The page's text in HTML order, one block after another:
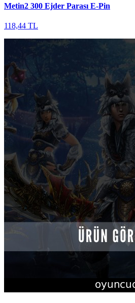
Metin2 300 Ejder Parası E-Pin
118,44 TL